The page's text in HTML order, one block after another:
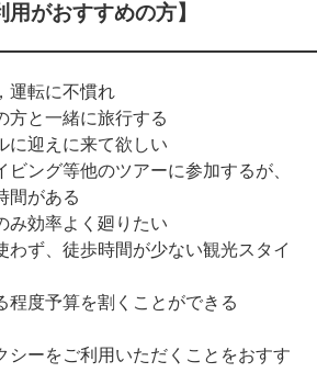
用がおすすめの方】
運転に不慣れ
方と一緒に旅行する
に迎えに来て欲しい
ビング等他のツアーに参加するが、
間がある
み効率よく廻りたい
わず、徒歩時間が少ない観光スタイ
程度予算を割くことができる
シーをご利用いただくことをおすす